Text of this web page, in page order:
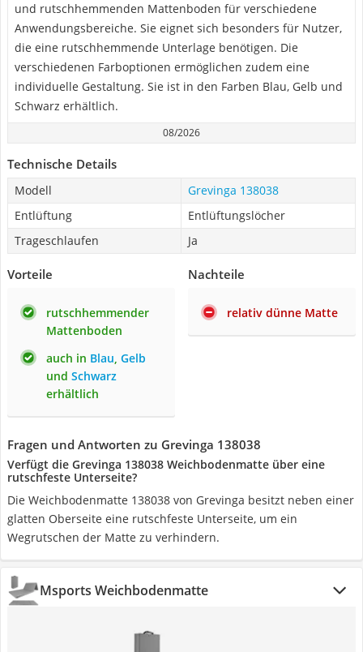
und rutschhemmenden Mattenboden für verschiedene
Anwendungsbereiche. Sie eignet sich besonders für Nutzer,
die eine rutschhemmende Unterlage benötigen. Die
verschiedenen Farboptionen ermöglichen zudem eine
individuelle Gestaltung. Sie ist in den Farben Blau, Gelb und
Schwarz erhältlich.
08/2026
Technische Details
Modell
Grevinga 138038
Entlüftung
Entlüftungslöcher
Trageschlaufen
Ja
Vorteile
rutschhemmender
Mattenboden
auch in Blau, Gelb
und Schwarz
erhältlich
Nachteile
relativ dünne Matte
Fragen und Antworten zu Grevinga 138038
Verfügt die Grevinga 138038 Weichbodenmatte über eine
rutschfeste Unterseite?
Die Weichbodenmatte 138038 von Grevinga besitzt neben einer
glatten Oberseite eine rutschfeste Unterseite, um ein
Wegrutschen der Matte zu verhindern.
Msports Weichbodenmatte